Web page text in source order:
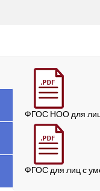
ФГОС НОО для
ФГОС для лиц с